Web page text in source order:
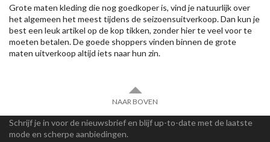
Grote maten kleding die nog goedkoper is, vind je natuurlijk over
het algemeen het meest tijdens de seizoensuitverkoop. Dan kun je
best een leuk artikel op de kop tikken, zonder hier te veel voor te
moeten betalen. De goede shoppers vinden binnen de grote
maten uitverkoop altijd iets naar hun zin.
NAAR BOVEN
Schrijf je in voor de nieuwsbrief en blijf up-to-date met de laatste
mode en scherpe aanbiedingen.